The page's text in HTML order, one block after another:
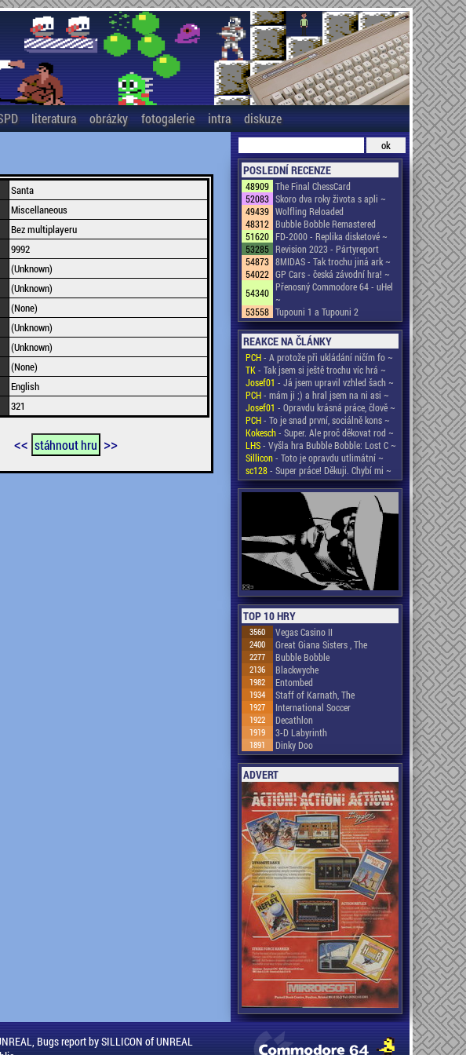
literatura obrázky fotogalerie intra diskuze
Santa
Miscellaneous
Bez multiplayeru
9992
(Unknown)
(Unknown)
(None)
(Unknown)
(Unknown)
(None)
English
321
<< stáhnout hru >>
POSLEDNÍ RECENZE
48909 The Final ChessCard
52083 Skoro dva roky života s apli ~
49439 Wolfling Reloaded
48312 Bubble Bobble Remastered
51620 FD-2000 - Replika disketové ~
53285 Revision 2023 - Pártyreport
54873 8MIDAS - Tak trochu jiná ark ~
54022 GP Cars - česká závodní hra! ~
54340 Přenosný Commodore 64 - uHel
~
53558 Tupouni 1 a Tupouni 2
REAKCE NA ČLÁNKY
PCH- A protože při ukládání ničím fo ~
TK- Tak jsem si ještě trochu víc hrá ~
Josef01 - Já jsem upravil vzhled šach ~
PCH- mám ji ;) a hral jsem na ni asi ~
Josef01 - Opravdu krásná práce, člově ~
PCH- To je snad první, sociálně kons ~
Kokesch- Super. Ale proč děkovat rod ~
LHS- Vyšla hra Bubble Bobble: Lost C ~
Sillicon- Toto je opravdu utlimátní ~
sc128- Super práce! Děkuji. Chybí mi ~
TOP 10 HRY
3560 Vegas Casino II
2400 Great Giana Sisters , The
2277 Bubble Bobble
2136 Blackwyche
1982 Entombed
1934 Staff of Karnath, The
1927 International Soccer
1922 Decathlon
1919 3-D Labyrinth
1891 Dinky Doo
ADVERT
Bugs report by SILLICON of UNREAL